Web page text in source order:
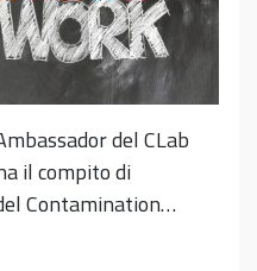
del CLab
il compito di
Contamination…